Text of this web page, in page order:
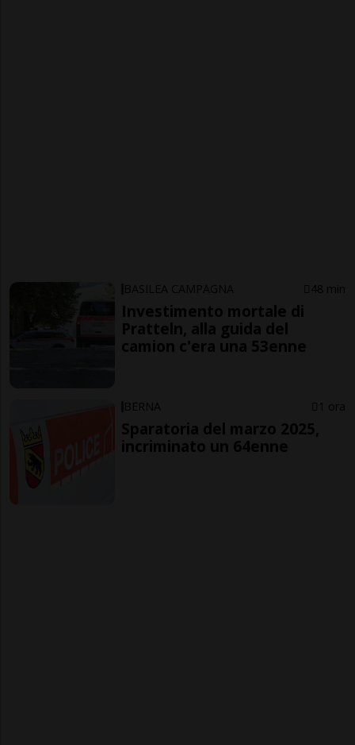
BASILEA CAMPAGNA 48 min
Investimento mortale di
Pratteln, alla guida del
camion c'era una 53enne
BERNA 1 ora
Sparatoria del marzo 2025,
incriminato un 64enne